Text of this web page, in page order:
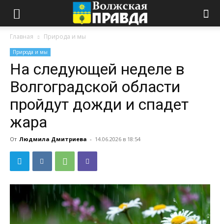
Главная Природа и мы
Природа и мы
На следующей неделе в
Волгоградской области
пройдут дожди и спадет
жара
От Людмила Дмитриева - 14.06.2026 в 18:54